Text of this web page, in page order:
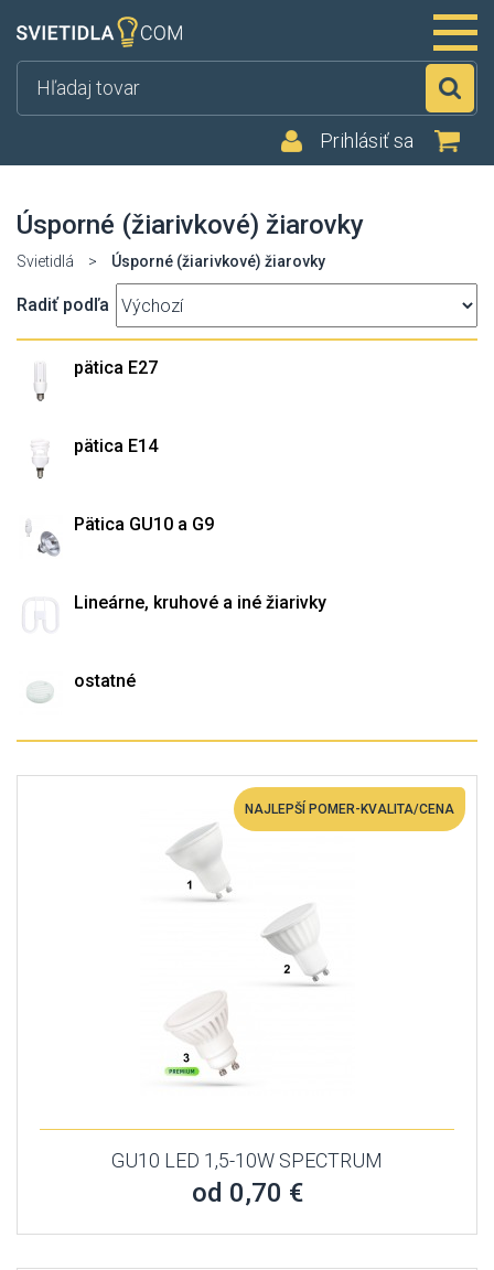
Prihlásiť sa
Úsporné (žiarivkové) žiarovky
Svietidlá > Úsporné (žiarivkové) žiarovky
Radiť podľa
pätica E27
pätica E14
Pätica GU10 a G9
Lineárne, kruhové a iné žiarivky
ostatné
NAJLEPŠÍ POMER-KVALITA/CENA
GU10 LED 1,5-10W SPECTRUM
od 0,70 €